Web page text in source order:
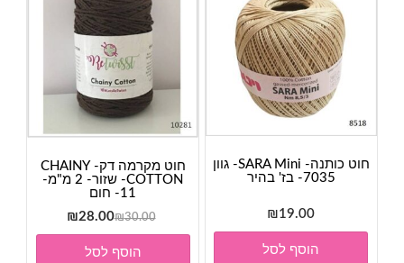
חוט כותנה- SARA Mini- גוון
7035- בז' בהיר
₪19.00
הוסף לסל
חוט מקרמה דק- CHAINY
COTTON- שזור- 2 מ"מ-
11- חום
₪30.00
המחיר
המקורי
היה:
₪28.00
הנוכחי
הוסף לסל